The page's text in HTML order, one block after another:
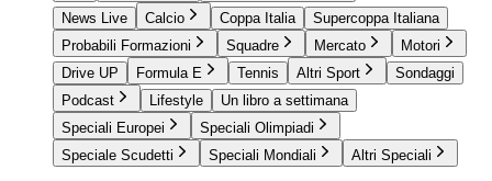
News Live
Calcio Coppa Italia
Supercoppa Italiana
Probabili Formazioni
Squadre Mercato
Motori
Drive UP
Formula E Tennis Altri Sport
Sondaggi
Podcast
Lifestyle
Un libro a settimana
Speciali Europei
Speciali Olimpiadi
Speciale Scudetti
Speciali Mondiali Altri Speciali